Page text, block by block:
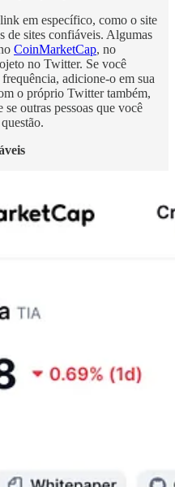
em específico, como o site
de sites confiáveis. Algumas
CoinMarketCap, no
no Twitter. Se você
adicione-o em sua
o próprio Twitter também,
outras pessoas que você